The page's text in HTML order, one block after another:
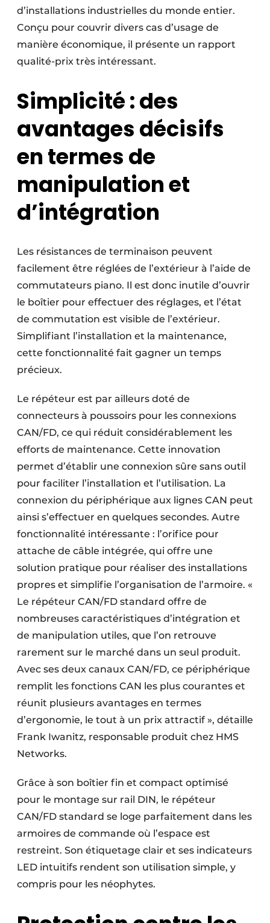
d’installations industrielles du monde entier.
Conçu pour couvrir divers cas d’usage de
manière économique, il présente un rapport
qualité-prix très intéressant.
Simplicité : des
avantages décisifs
en termes de
manipulation et
d’intégration
Les résistances de terminaison peuvent
facilement être réglées de l’extérieur à l’aide de
commutateurs piano. Il est donc inutile d’ouvrir
le boîtier pour effectuer des réglages, et l’état
de commutation est visible de l’extérieur.
Simplifiant l’installation et la maintenance,
cette fonctionnalité fait gagner un temps
précieux.
Le répéteur est par ailleurs doté de
connecteurs à poussoirs pour les connexions
CAN/FD, ce qui réduit considérablement les
efforts de maintenance. Cette innovation
permet d’établir une connexion sûre sans outil
pour faciliter l’installation et l’utilisation. La
connexion du périphérique aux lignes CAN peut
ainsi s’effectuer en quelques secondes. Autre
fonctionnalité intéressante : l’orifice pour
attache de câble intégrée, qui offre une
solution pratique pour réaliser des installations
propres et simplifie l’organisation de l’armoire. «
Le répéteur CAN/FD standard offre de
nombreuses caractéristiques d’intégration et
de manipulation utiles, que l’on retrouve
rarement sur le marché dans un seul produit.
Avec ses deux canaux CAN/FD, ce périphérique
remplit les fonctions CAN les plus courantes et
réunit plusieurs avantages en termes
d’ergonomie, le tout à un prix attractif », détaille
Frank Iwanitz, responsable produit chez HMS
Networks.
Grâce à son boîtier fin et compact optimisé
pour le montage sur rail DIN, le répéteur
CAN/FD standard se loge parfaitement dans les
armoires de commande où l’espace est
restreint. Son étiquetage clair et ses indicateurs
LED intuitifs rendent son utilisation simple, y
compris pour les néophytes.